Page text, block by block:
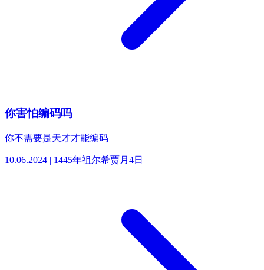
你害怕编码吗
你不需要是天才才能编码
10.06.2024 | 1445年祖尔希贾月4日